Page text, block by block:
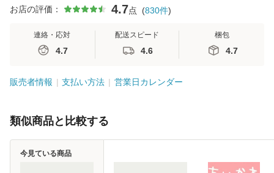
お店の評価： 4.7点 (830件)
連絡・応対
4.7
配送スピード
4.6
梱包
4.7
販売者情報 支払い方法 営業日カレンダー
類似商品と比較する
今見ている商品